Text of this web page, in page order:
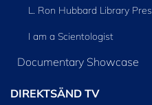
L. Ron Hubbard Library
I am a Scientologist
Documentary Showcase
DIREKTSÄND TV